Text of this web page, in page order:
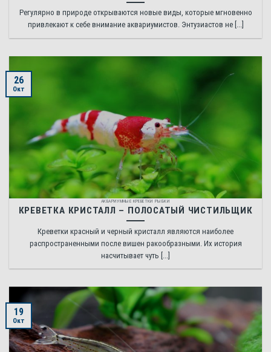
Регулярно в природе открываются новые виды, которые мгновенно
привлекают к себе внимание аквариумистов. Энтузиастов не [...]
АКВАРИУМНЫЕ КРЕВЕТКИ РЫБКИ
КРЕВЕТКА КРИСТАЛЛ – ПОЛОСАТЫЙ ЧИСТИЛЬЩИК
Креветки красный и черный кристалл являются наиболее
распространенными после вишен ракообразными. Их история
насчитывает чуть [...]
26
Окт
19
Окт